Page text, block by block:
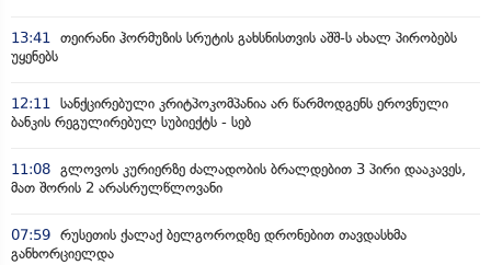
13:41
თეირანი ჰორმუზის სრუტის გახსნისთვის აშშ-ს ახალ პირობებს
უყენებს
12:11
სანქცირებული კრიტპოკომპანია არ წარმოდგენს ეროვნული
ბანკის რეგულირებულ სუბიექტს - სებ
11:08 გლოვოს კურიერზე ძალადობის ბრალდებით 3 პირი დააკავეს,
მათ შორის 2 არასრულწლოვანი
07:59 რუსეთის ქალაქ ბელგოროდზე დრონებით თავდასხმა
განხორციელდა